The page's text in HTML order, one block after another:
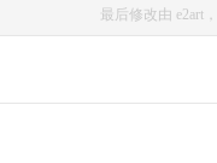
最后修改由 e2art